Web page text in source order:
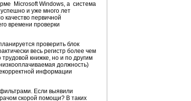
Microsoft Windows, а система
и уже много лет
качество первичной
времени проверки
проверить блок
весь регистр более чем
книжке, но и по другим
должность)
информации
Если выявили
скорой помощи? В таких